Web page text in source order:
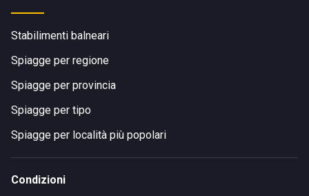
COME RAGGIUNGERE IL BAGNO CELESTE
Stabilimenti balneari
Spiagge per regione
Spiagge per provincia
Spiagge per tipo
Spiagge per località più popolari
Condizioni